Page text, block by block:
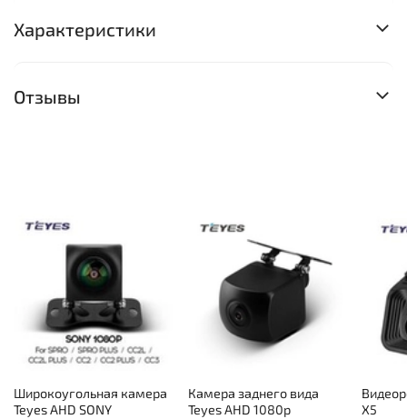
Характеристики
Отзывы
Широкоугольная камера
Teyes AHD SONY
Камера заднего вида
Teyes AHD 1080p
X5